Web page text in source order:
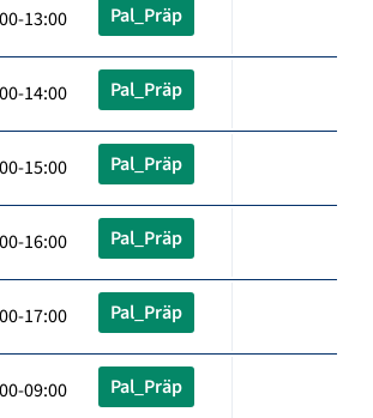
13:00 Pal_Präp
14:00 Pal_Präp
15:00 Pal_Präp
16:00 Pal_Präp
17:00 Pal_Präp
09:00 Pal_Präp